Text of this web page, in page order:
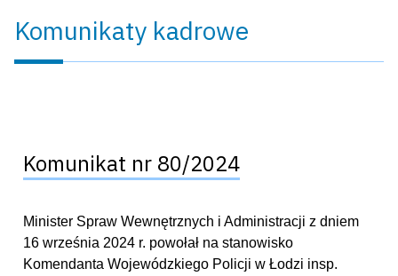
Komunikaty kadrowe
Komunikat nr 80/2024
Minister Spraw Wewnętrznych i Administracji z dniem
16 września 2024 r. powołał na stanowisko
Komendanta Wojewódzkiego Policji w Łodzi insp.